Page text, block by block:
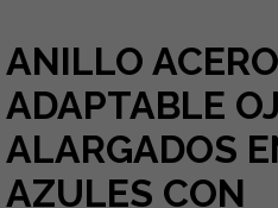
ANILLO
ADAPTABLE
ALARGADOS
AZULES CON